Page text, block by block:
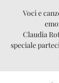
Voci e
Claudia
speciale